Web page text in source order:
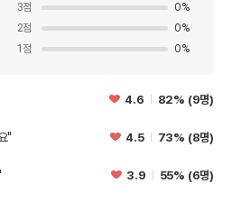
3점 0%
2점 0%
1 점 0%
4.6 82% (9명)
" 4.5 73% (8명)
3.9 55% (6명)